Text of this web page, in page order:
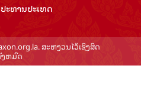
ະ​ທານ​ປະ​ເທດ
ສະຫງວນໄວ້ເຊິງສິດ
ຫມົດ